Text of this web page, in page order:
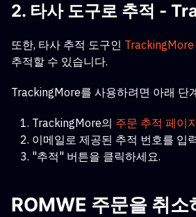
2. 타사 도구로 추적 -
또한, 타사 추적 도구인 TrackingMore
추적할 수 있습니다.
TrackingMore를 사용하려면 아래 단
TrackingMore의 주문 추적 페이
이메일로 제공된 추적 번호를 입
"추적" 버튼을 클릭하세요.
ROMWE 주문을 취소